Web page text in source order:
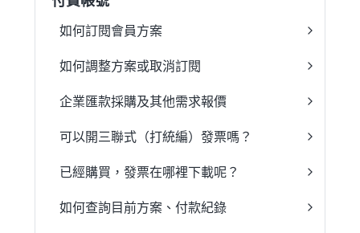
如何訂閱會員方案
如何調整方案或取消訂閱
企業匯款採購及其他需求報價
可以開三聯式（打統編）發票嗎？
已經購買，發票在哪裡下載呢？
如何查詢目前方案、付款紀錄